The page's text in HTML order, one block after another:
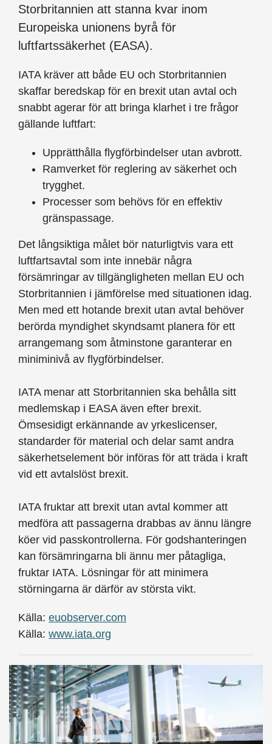
Storbritannien att stanna kvar inom
Europeiska unionens byrå för
luftfartssäkerhet (EASA).
IATA kräver att både EU och Storbritannien
skaffar beredskap för en brexit utan avtal och
snabbt agerar för att bringa klarhet i tre frågor
gällande luftfart:
Upprätthålla flygförbindelser utan avbrott.
Ramverket för reglering av säkerhet och
trygghet.
Processer som behövs för en effektiv
gränspassage.
Det långsiktiga målet bör naturligtvis vara ett
luftfartsavtal som inte innebär några
försämringar av tillgängligheten mellan EU och
Storbritannien i jämförelse med situationen idag.
Men med ett hotande brexit utan avtal behöver
berörda myndighet skyndsamt planera för ett
arrangemang som åtminstone garanterar en
miniminivå av flygförbindelser.
IATA menar att Storbritannien ska behålla sitt
medlemskap i EASA även efter brexit.
Ömsesidigt erkännande av yrkeslicenser,
standarder för material och delar samt andra
säkerhetselement bör införas för att träda i kraft
vid ett avtalslöst brexit.
IATA fruktar att brexit utan avtal kommer att
medföra att passagerna drabbas av ännu längre
köer vid passkontrollerna. För godshanteringen
kan försämringarna bli ännu mer påtagliga,
fruktar IATA. Lösningar för att minimera
störningarna är därför av största vikt.
Källa: euobserver.com
Källa: www.iata.org